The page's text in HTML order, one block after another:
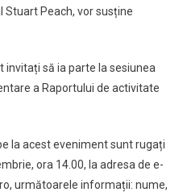
Stuart Peach, vor susține
să ia parte la sesiunea
a Raportului de activitate
la acest eveniment sunt rugați
ora 14.00, la adresa de e-
următoarele informații: nume,